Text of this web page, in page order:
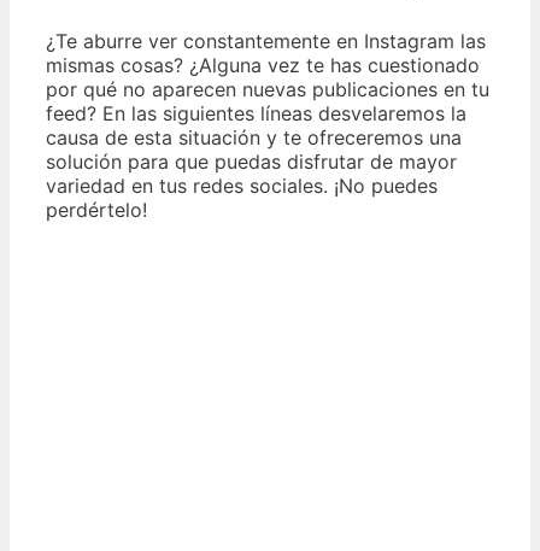
¿Te aburre ver constantemente en Instagram las
mismas cosas? ¿Alguna vez te has cuestionado
por qué no aparecen nuevas publicaciones en tu
feed? En las siguientes líneas desvelaremos la
causa de esta situación y te ofreceremos una
solución para que puedas disfrutar de mayor
variedad en tus redes sociales. ¡No puedes
perdértelo!